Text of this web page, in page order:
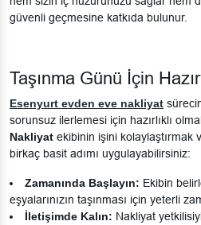
güvenli geçmesine katkıda bulunur.
Taşınma Günü İçin
Esenyurt evden eve nakliyat
sorunsuz ilerlemesi için hazırlıklı
Nakliyat ekibinin işini kolaylaştırmak
birkaç basit adımı uygulayabilirsiniz:
Zamanında Başlayın: Ekibin
eşyalarınızın taşınması için yeterli
İletişimde Kalın: Nakliyat